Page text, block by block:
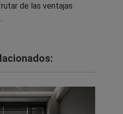
de las ventajas